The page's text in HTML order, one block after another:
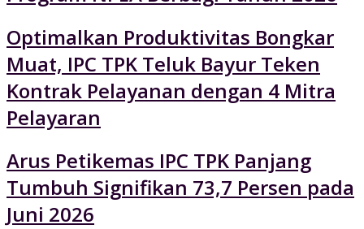
Optimalkan Produktivitas Bongkar
Muat, IPC TPK Teluk Bayur Teken
Kontrak Pelayanan dengan 4 Mitra
Pelayaran
Arus Petikemas IPC TPK Panjang
Tumbuh Signifikan 73,7 Persen pada
Juni 2026